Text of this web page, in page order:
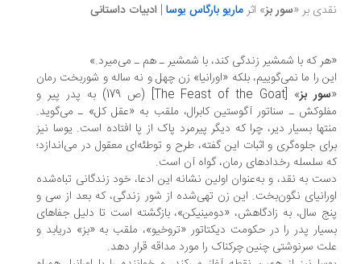
بر «سور بز» اثرماریو بارگاس یوسا| ادبیات داستانی
که با شمشیر زندگی کند، با شمشیر ـ هم ـ‌ می‌میرد.»
را ما نمی‌گوییم، بلکه «اورانیا» زن چهل و نه ساله و شوربخت رمان
بز
» [The Feast of the Goat] (ص 179) به پدر پیر و
ـ سناتور آگوستین کابرال، ملقب به «عقل کل» ـ می‌گوید.
بسیار دیر، چرا که دیگر پیرمرد پاک از پا افتاده است. یوسا نیز
جلوه‌گری و اثبات این گفته، طرح و توطئه‌ای معقول در می‌اندازد؛
سلسله رخدادهای رمان، گواه آن است.
به نقد، و به‌عنوان اولین نشانه این ادعا، خود زندگانی تباه‌شده
نگون‌بخت. این زن تهی‌شده از شور زندگی، که بعد از سی و
سال، به زادگاهش، «دومینیکن»، بازگشته است تا دلیل جفاهای
پدر را در حکومت دیکتاتور «تروخیو»، ملقب به «بز» دریابد و
سرنوشتی چنین چرکناک را مورد مداقه قرار دهد.